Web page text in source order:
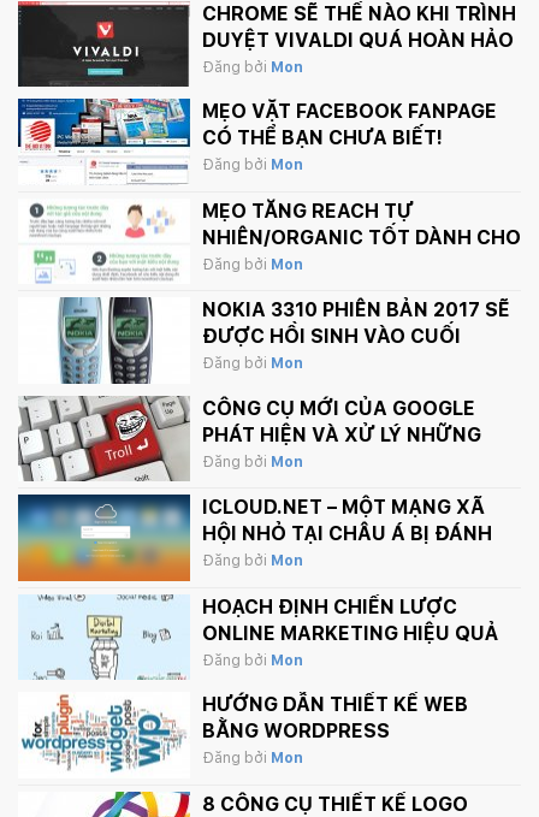
CHROME SẼ THẾ NÀO KHI TRÌNH
DUYỆT VIVALDI QUÁ HOÀN HẢO
Đăng bởi Mon
MẸO VẶT FACEBOOK FANPAGE
CÓ THỂ BẠN CHƯA BIẾT!
Đăng bởi Mon
MẸO TĂNG REACH TỰ
NHIÊN/ORGANIC TỐT DÀNH CHO
FANPAGE CỦA BẠN
Đăng bởi Mon
NOKIA 3310 PHIÊN BẢN 2017 SẼ
ĐƯỢC HỒI SINH VÀO CUỐI
THÁNG 2 NÀY
Đăng bởi Mon
CÔNG CỤ MỚI CỦA GOOGLE
PHÁT HIỆN VÀ XỬ LÝ NHỮNG
BÌNH LUẬN PHẢN CẢM TRÊN
Đăng bởi Mon
ICLOUD.NET – MỘT MẠNG XÃ
HỘI NHỎ TẠI CHÂU Á BỊ ĐÁNH
SẬP BỞI APPLE.
Đăng bởi Mon
HOẠCH ĐỊNH CHIẾN LƯỢC
ONLINE MARKETING HIỆU QUẢ
Đăng bởi Mon
HƯỚNG DẪN THIẾT KẾ WEB
BẰNG WORDPRESS
Đăng bởi Mon
8 CÔNG CỤ THIẾT KẾ LOGO